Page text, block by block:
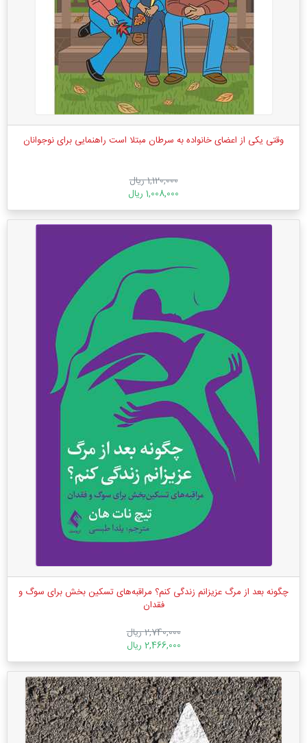
وقتی یکی از اعضای خانواده به سرطان مبتلا است راهنمایی برای نوجوانان
1,120,000 ریال
1,008,000 ریال
چگونه بعد از مرگ عزیزانم زندگی کنم؟ مراقبه‌‌های تسکین بخش برای سوگ و
فقدان
2,740,000 ریال
2,466,000 ریال